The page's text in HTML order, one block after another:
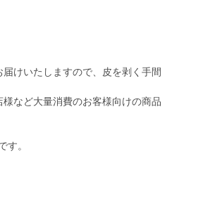
けいたしますので、皮を剥く手間
など大量消費のお客様向けの商品
す。